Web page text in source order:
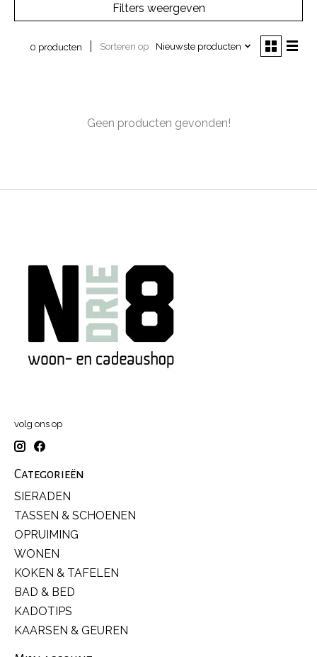
Filters weergeven
0 producten Sorteren op Nieuwste producten
Geen producten gevonden!
volg ons op
Categorieën
SIERADEN
TASSEN & SCHOENEN
OPRUIMING
WONEN
KOKEN & TAFELEN
BAD & BED
KADOTIPS
KAARSEN & GEUREN